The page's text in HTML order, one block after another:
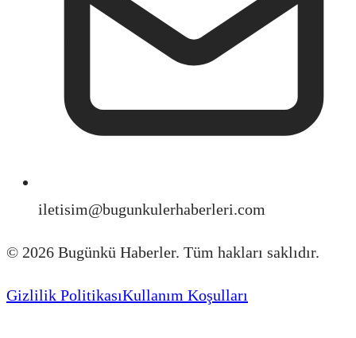
iletisim@bugunkulerhaberleri.com
© 2026 Bugünkü Haberler. Tüm hakları saklıdır.
Gizlilik PolitikasıKullanım Koşulları